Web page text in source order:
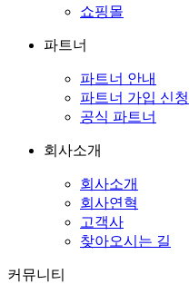
쇼핑몰
파트너
파트너 안내
파트너 가입 신청
공식 파트너
회사소개
회사소개
회사연혁
고객사
찾아오시는 길
커뮤니티